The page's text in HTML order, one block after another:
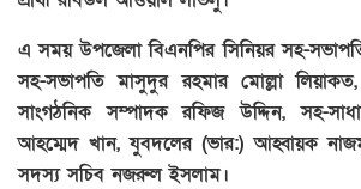
এ সময় উপজেলা বিএনপির সিনিয়র সহ-
সহ-সভাপতি মাসুদুর রহমার মোল্লা
সাংগঠনিক সম্পাদক রফিজ উদ্দিন, সহ-
আহম্মেদ খান, যুবদলের (ভার:) আহ্বায়ক
সদস্য সচিব নজরুল ইসলাম।